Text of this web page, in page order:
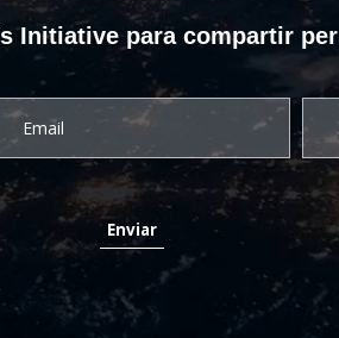
Initiative para compartir